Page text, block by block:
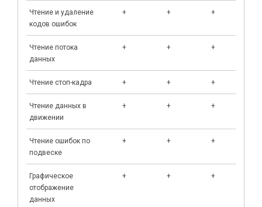
Чтение и удаление
кодов ошибок
+ + +
Чтение потока
данных
+ + +
Чтение стоп-кадра + + +
Чтение данных в
движении
+ + +
Чтение ошибок по
подвеске
+ + +
Графическое
отображение
данных
+ + +